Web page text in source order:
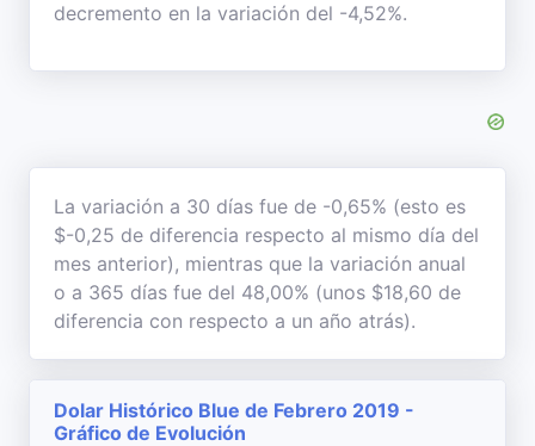
decremento en la variación del -4,52%.
La variación a 30 días fue de -0,65% (esto es
$-0,25 de diferencia respecto al mismo día del
mes anterior), mientras que la variación anual
o a 365 días fue del 48,00% (unos $18,60 de
diferencia con respecto a un año atrás).
Dolar Histórico Blue de Febrero 2019 -
Gráfico de Evolución